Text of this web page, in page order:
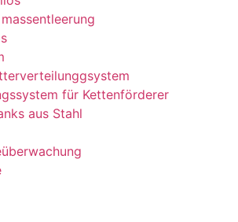
für Kettenförderer
aus Stahl